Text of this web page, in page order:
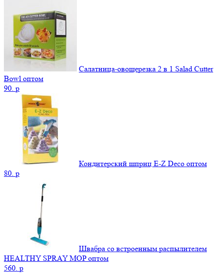
Салатница-овощерезка 2 в 1 Salad Cutter
Bowl оптом
90. p
Кондитерский шприц E-Z Deco оптом
80. p
Швабра со встроенным распылителем
HEALTHY SPRAY MOP оптом
560. p